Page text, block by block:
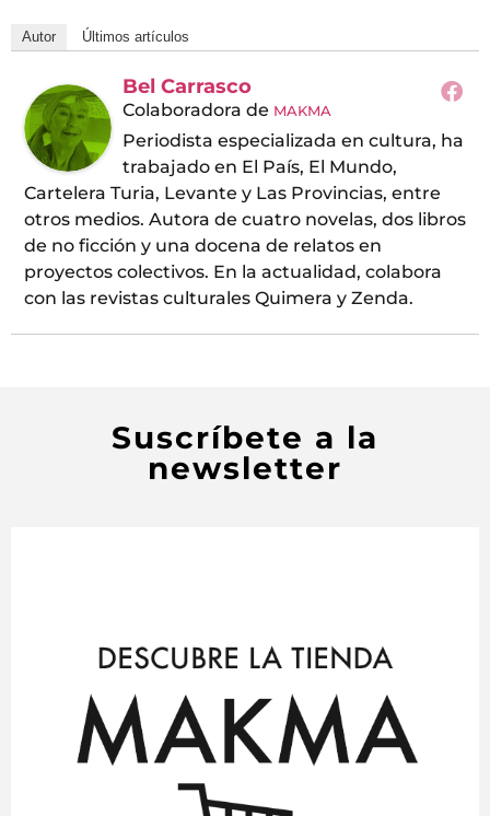
Autor Últimos artículos
Bel Carrasco
Colaboradora de MAKMA
Periodista especializada en cultura, ha
trabajado en El País, El Mundo,
Cartelera Turia, Levante y Las Provincias, entre
otros medios. Autora de cuatro novelas, dos libros
de no ficción y una docena de relatos en
proyectos colectivos. En la actualidad, colabora
con las revistas culturales Quimera y Zenda.
Suscríbete a la
newsletter